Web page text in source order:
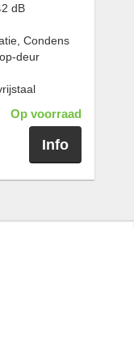
dB
Condens
deur
Op voorraad
Info